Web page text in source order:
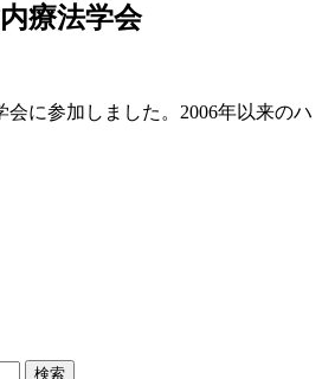
療法学会
に参加しました。2006年以来のハ